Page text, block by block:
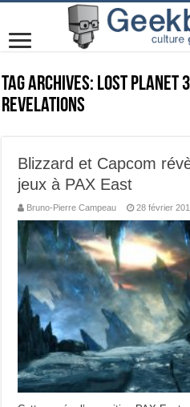
Tag Archives: Lost Planet
Revelations
Blizzard et Capcom
jeux à PAX East
Bruno-Pierre Campeau 28 février